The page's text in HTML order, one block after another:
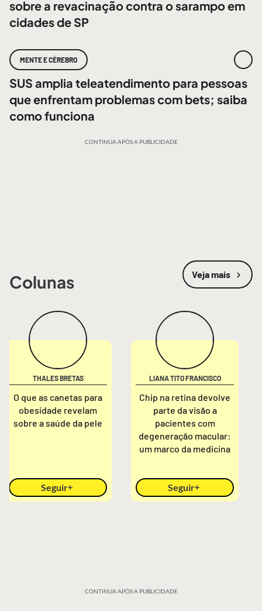
sobre a revacinação contra o sarampo em
cidades de SP
MENTE E CÉREBRO
SUS amplia teleatendimento para pessoas
que enfrentam problemas com bets; saiba
como funciona
CONTINUA APÓS A PUBLICIDADE
Colunas Veja mais
THALES BRETAS
O que as canetas para
obesidade revelam
sobre a saúde da pele
Seguir
LIANA TITO FRANCISCO
Chip na retina devolve
parte da visão a
pacientes com
degeneração macular:
um marco da medicina
Seguir
CONTINUA APÓS A PUBLICIDADE